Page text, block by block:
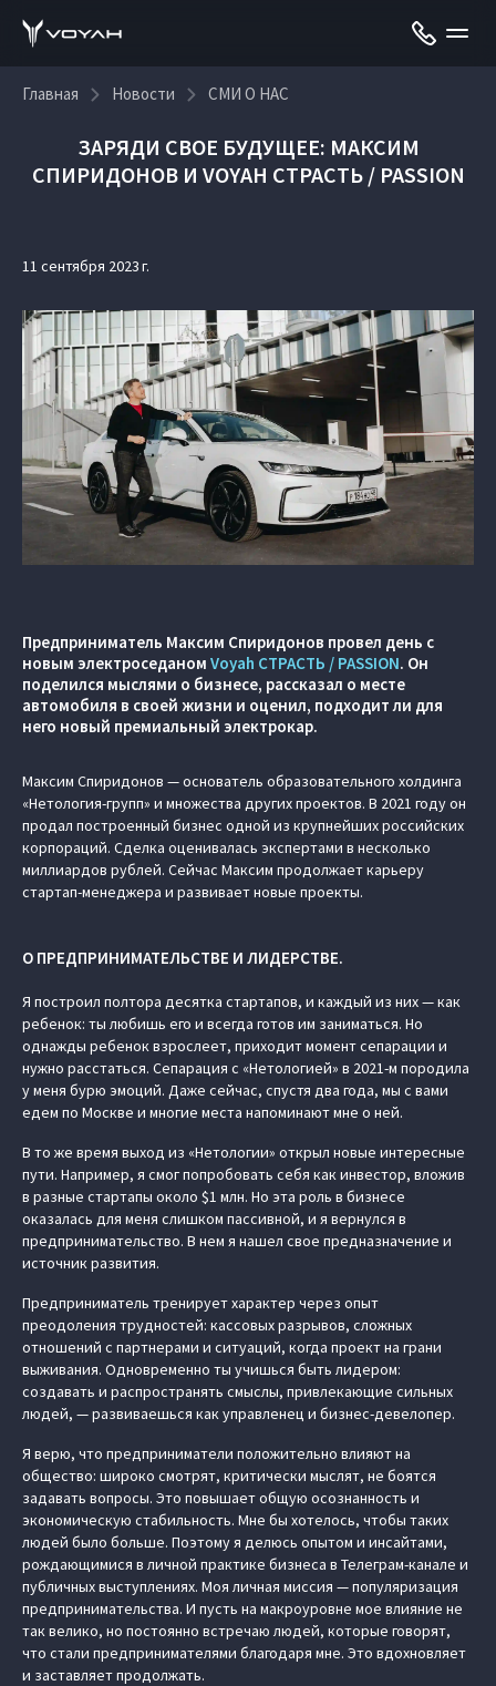
Главная Новости СМИ О НАС
ЗАРЯДИ СВОЕ БУДУЩЕЕ: МАКСИМ
СПИРИДОНОВ И VOYAH СТРАСТЬ / PASSION
11 сентября 2023 г.
Предприниматель Максим Спиридонов провел день с
новым электроседаном Voyah СТРАСТЬ / PASSION. Он
поделился мыслями о бизнесе, рассказал о месте
автомобиля в своей жизни и оценил, подходит ли для
него новый премиальный электрокар.
Максим Спиридонов — основатель образовательного холдинга
«Нетология-групп» и множества других проектов. В 2021 году он
продал построенный бизнес одной из крупнейших российских
корпораций. Сделка оценивалась экспертами в несколько
миллиардов рублей. Сейчас Максим продолжает карьеру
стартап-менеджера и развивает новые проекты.
О ПРЕДПРИНИМАТЕЛЬСТВЕ И ЛИДЕРСТВЕ.
Я построил полтора десятка стартапов, и каждый из них — как
ребенок: ты любишь его и всегда готов им заниматься. Но
однажды ребенок взрослеет, приходит момент сепарации и
нужно расстаться. Сепарация с «Нетологией» в 2021-м породила
у меня бурю эмоций. Даже сейчас, спустя два года, мы с вами
едем по Москве и многие места напоминают мне о ней.
В то же время выход из «Нетологии» открыл новые интересные
пути. Например, я смог попробовать себя как инвестор, вложив
в разные стартапы около $1 млн. Но эта роль в бизнесе
оказалась для меня слишком пассивной, и я вернулся в
предпринимательство. В нем я нашел свое предназначение и
источник развития.
Предприниматель тренирует характер через опыт
преодоления трудностей: кассовых разрывов, сложных
отношений с партнерами и ситуаций, когда проект на грани
выживания. Одновременно ты учишься быть лидером:
создавать и распространять смыслы, привлекающие сильных
людей, — развиваешься как управленец и бизнес-девелопер.
Я верю, что предприниматели положительно влияют на
общество: широко смотрят, критически мыслят, не боятся
задавать вопросы. Это повышает общую осознанность и
экономическую стабильность. Мне бы хотелось, чтобы таких
людей было больше. Поэтому я делюсь опытом и инсайтами,
рождающимися в личной практике бизнеса в Телеграм-канале и
публичных выступлениях. Моя личная миссия — популяризация
предпринимательства. И пусть на макроуровне мое влияние не
так велико, но постоянно встречаю людей, которые говорят,
что стали предпринимателями благодаря мне. Это вдохновляет
и заставляет продолжать.